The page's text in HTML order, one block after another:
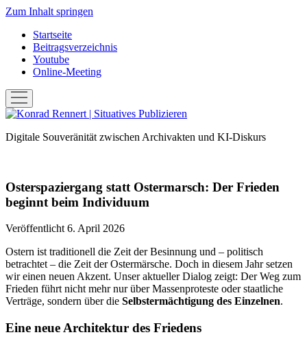
Zum Inhalt springen
Startseite
Beitragsverzeichnis
Youtube
Online-Meeting
Menü
öffnen
Konrad
|Digitale Souveränität zwischen Archivakten und KI-Diskurs
Osterspaziergang statt Ostermarsch: Der Frieden
beginnt beim Individuum
Veröffentlicht 6. April 2026
Ostern ist traditionell die Zeit der Besinnung und – politisch
betrachtet – die Zeit der Ostermärsche. Doch in diesem Jahr setzen
wir einen neuen Akzent. Unser aktueller Dialog zeigt: Der Weg zum
Frieden führt nicht mehr nur über Massenproteste oder staatliche
Verträge, sondern über die Selbstermächtigung des Einzelnen.
Eine neue Architektur des Friedens